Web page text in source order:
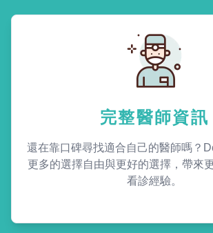
完整醫師資訊
還在靠口碑尋找適合自己的醫師嗎？
更多的選擇自由與更好的選擇，帶來
看診經驗。